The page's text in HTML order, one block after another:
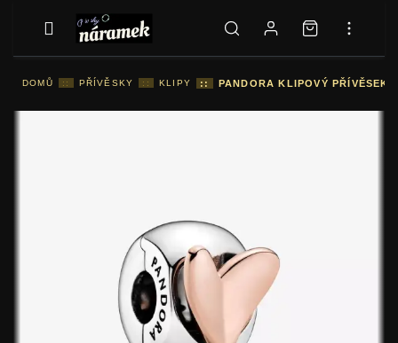
DOMŮ :: PŘÍVĚSKY :: KLIPY :: PANDORA KLIPOVÝ PŘÍVĚSEK